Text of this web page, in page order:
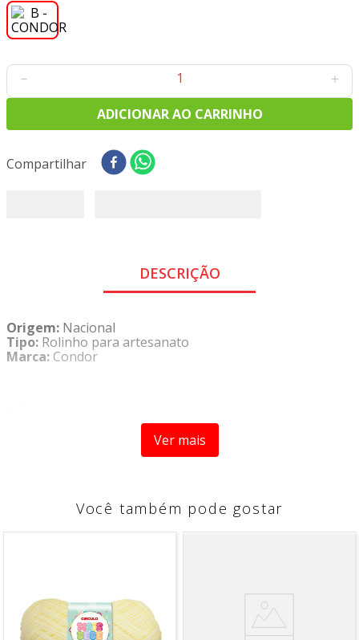
＋
－
ADICIONAR AO CARRINHO
Compartilhar
DESCRIÇÃO
Origem: Nacional
Tipo: Rolinho para artesanato
Marca: Condor
para pintura artísticas e acessórios. Com mais de 80 anos
de experiência, eles trazem qualidade e tradição em seus
produtos para artesanato, ou para seu lar, agora
- Espuma depoliéster
- Possui 2 lâminas de lixa
Ver mais
Você também pode gostar
8 º
tecido tricoline
9º
tecido oxford
10º toalha mesa